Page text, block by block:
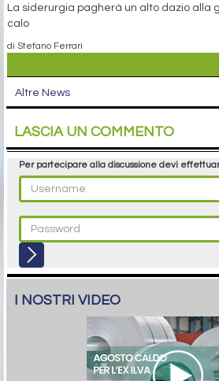
La siderurgia pagherà un alto dazio alla
calo
di Stefano Ferrari
Altre News
LASCIA UN COMMENTO
Per partecipare alla discussione devi
I NOSTRI VIDEO